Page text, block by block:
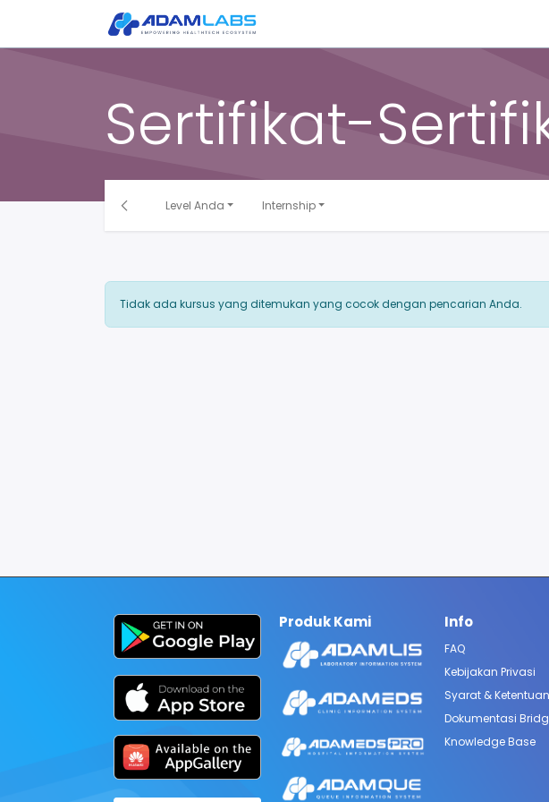
Sertifikat-
Level Anda Internship
Tidak ada kursus yang ditemukan yang cocok dengan pencarian Anda.
Info
FAQ​
Kebijakan Privasi
Syarat & Ketentuan
Dokumentasi
Knowledge Base
Produk Kami